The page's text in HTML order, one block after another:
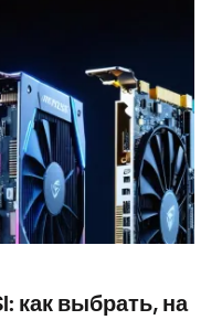
как выбрать, на